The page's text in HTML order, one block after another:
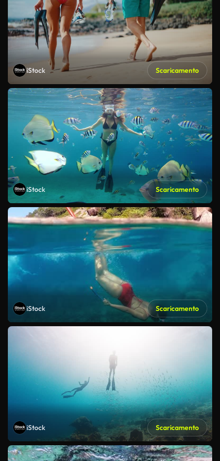
iStock Scaricamento
iStock Scaricamento
iStock Scaricamento
iStock Scaricamento